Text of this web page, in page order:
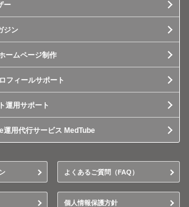
ー
ジン
ームページ制作
フィールサポート
運用サポート
運用代行サービス MedTube
よくあるご質問（FAQ）
個人情報保護方針